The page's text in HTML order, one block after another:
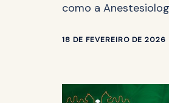
como a
18 DE FEVEREIRO DE 2026